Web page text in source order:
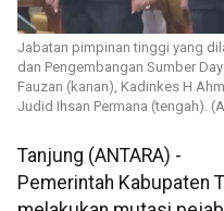
Jabatan pimpinan tinggi yang
dan Pengembangan Sumber
Fauzan (kanan), Kadinkes H
Judid Ihsan Permana (tengah).
Tanjung (ANTARA) -
Pemerintah Kabupaten